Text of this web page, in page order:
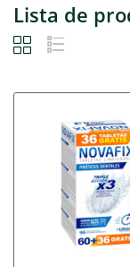
Lista de